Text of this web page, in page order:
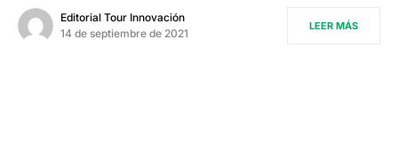
Editorial Tour Innovación
14 de septiembre de 2021
LEER MÁS